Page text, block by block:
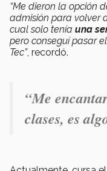
“Me dieron la opción
admisión para volver
cual solo tenía una
pero conseguí pasar
Tec”, recordó.
“Me
clases, es